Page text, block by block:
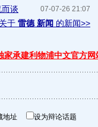
07-07-26 21:07
谈
于 雷德 新闻 的新闻>>
家承建利物浦中文官方网
地址 设为辩论话题